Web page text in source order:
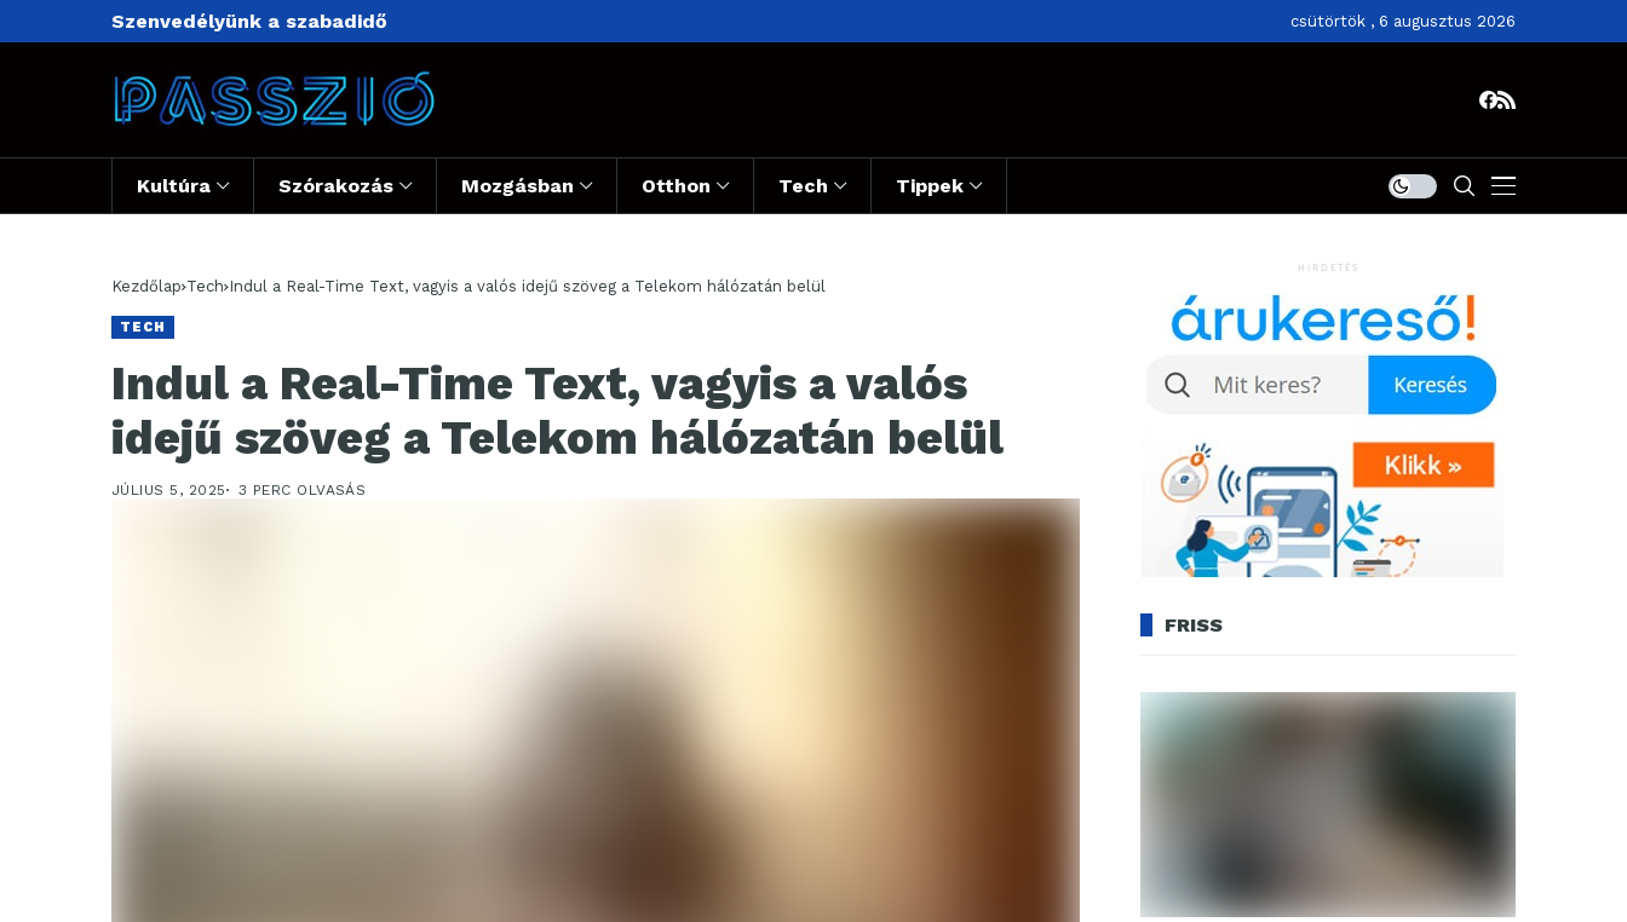
Szenvedélyünk a szabadidő csütörtök , 6 augusztus 2026
Kultúra Szórakozás Mozgásban Otthon Tech Tippek
Kezdőlap Tech Indul a Real-Time Text, vagyis a valós idejű szöveg a Telekom hálózatán belül
TECH
Indul a Real-Time Text, vagyis a valós
idejű szöveg a Telekom hálózatán belül
JÚLIUS 5, 2025 3 PERC OLVASÁS
HIRDETÉS
FRISS